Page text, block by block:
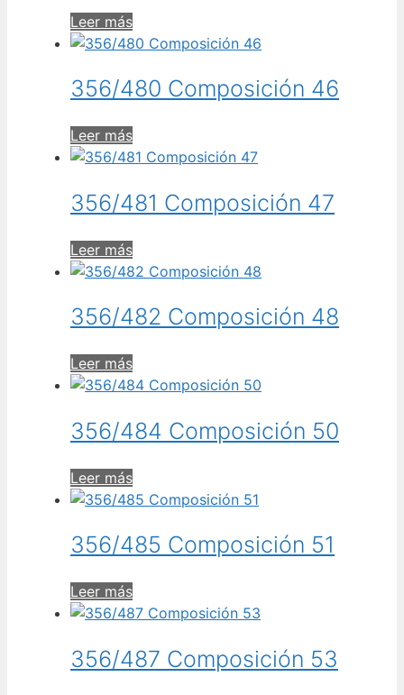
Leer más
356/480 Composición 46
Leer más
356/481 Composición 47
Leer más
356/482 Composición 48
Leer más
356/484 Composición 50
Leer más
356/485 Composición 51
Leer más
356/487 Composición 53